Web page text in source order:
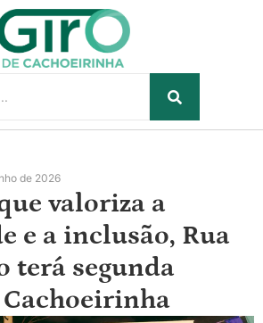
de 2026
valoriza a
e a inclusão, Rua
terá segunda